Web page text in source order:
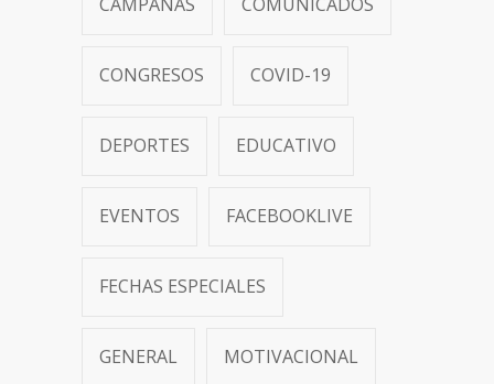
CONGRESOS COVID-19
DEPORTES EDUCATIVO
EVENTOS FACEBOOKLIVE
FECHAS ESPECIALES
GENERAL MOTIVACIONAL